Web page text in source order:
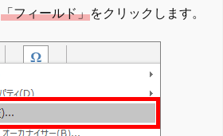
「フィールド」をクリックします。